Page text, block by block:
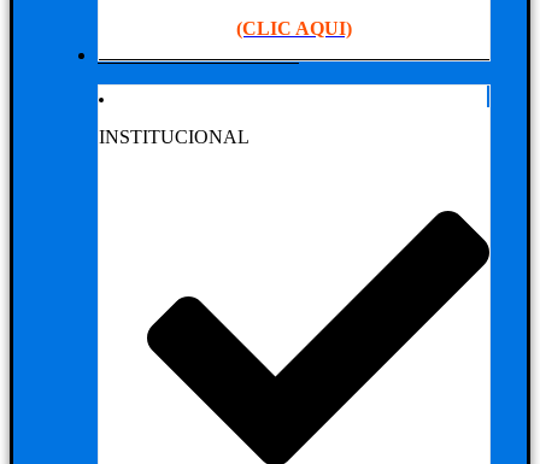
(CLIC AQUI)
NUESTRA EMPRESA
INSTITUCIONAL